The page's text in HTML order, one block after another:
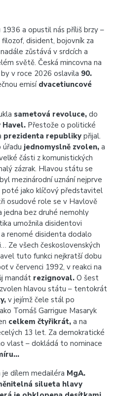
1936 a opustil nás příliš brzy –
disident, bojovník za
zůstává v srdcích a
světě. Česká mincovna na
v roce 2026 oslavila 90.
emisí dvacetiuncové
sametová revoluce, do
Havel. Přestože o politické
prezidenta republiky přijal.
jednomyslně zvolen, a
části z komunistických
zázrak. Hlavou státu se
mezinárodní uznání nejprve
poté jako klíčový představitel
osudové role se v Havlově
bez druhé nemohly
umožnila disidentovi
renomé disidenta dodalo
Ze všech československých
tuto funkci nejkratší dobu
v červenci 1992, v reakci na
mandát rezignoval. O šest
hlavou státu – tentokrát
v jejímž čele stál po
Tomáš Garrigue Masaryk
celkem čtyřikrát, a na
13 let. Za demokratické
vlast – dokládá to nominace
dílem medailéra MgA.
silueta hlavy